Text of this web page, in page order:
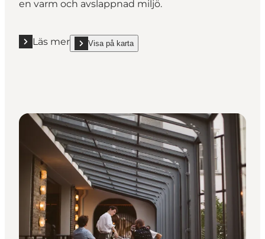
en varm och avslappnad miljö.
Läs mer
Läs mer "Alimentum *"
Visa på karta
show Alimentum * on_map